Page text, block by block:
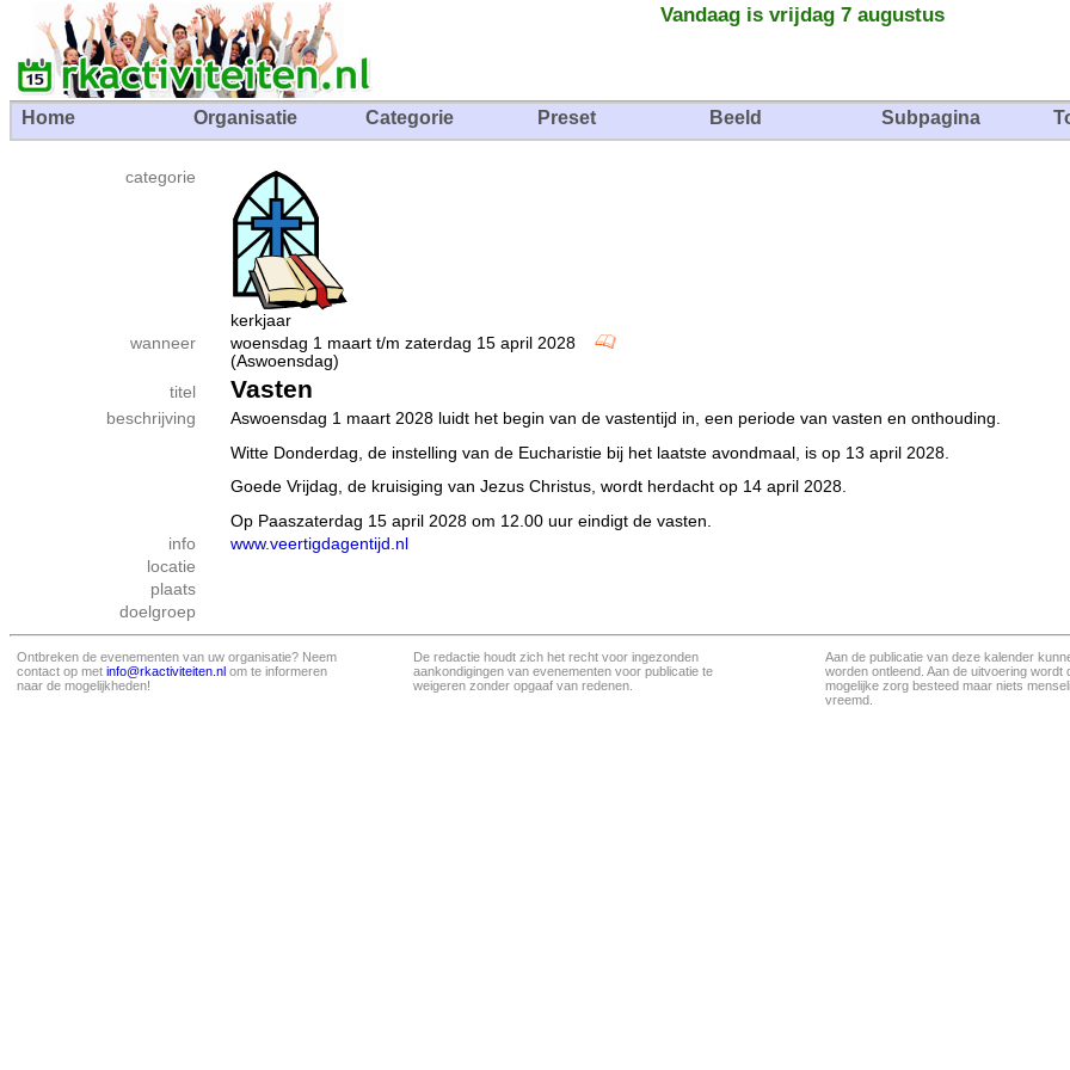
Vandaag is vrijdag 7 augustus
Home Organisatie Categorie Preset Beeld Subpagina
categorie
kerkjaar
wanneer
woensdag 1 maart t/m zaterdag 15 april 2028
(Aswoensdag)
titel
Vasten
beschrijving
Aswoensdag 1 maart 2028 luidt het begin van de vastentijd in, een periode van vasten en onthouding.
Witte Donderdag, de instelling van de Eucharistie bij het laatste avondmaal, is op 13 april 2028.
Goede Vrijdag, de kruisiging van Jezus Christus, wordt herdacht op 14 april 2028.
Op Paaszaterdag 15 april 2028 om 12.00 uur eindigt de vasten.
info
www.veertigdagentijd.nl
locatie
plaats
doelgroep
Ontbreken de evenementen van uw organisatie? Neem
contact op met info@rkactiviteiten.nl om te informeren
naar de mogelijkheden!
De redactie houdt zich het recht voor ingezonden
aankondigingen van evenementen voor publicatie te
weigeren zonder opgaaf van redenen.
Aan de publicatie van deze kalender
worden ontleend. Aan de uitvoering wordt
mogelijke zorg besteed maar niets
vreemd.